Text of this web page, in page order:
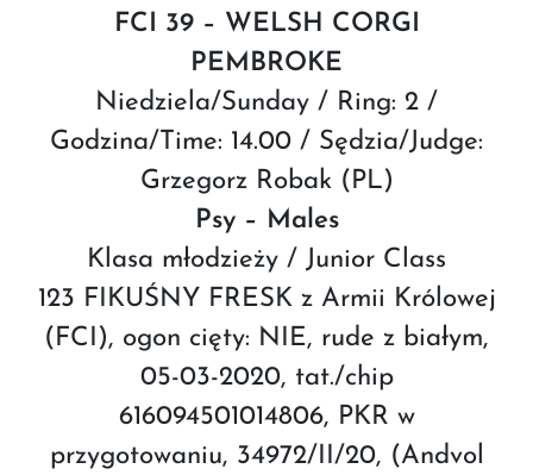
FCI 39 – WELSH CORGI
PEMBROKE
Niedziela/Sunday / Ring: 2 /
Godzina/Time: 14.00 / Sędzia/Judge:
Grzegorz Robak (PL)
Psy – Males
Klasa młodzieży / Junior Class
123 FIKUŚNY FRESK z Armii Królowej
(FCI), ogon cięty: NIE, rude z białym,
05-03-2020, tat./chip
616094501014806, PKR w
przygotowaniu, 34972/II/20, (Andvol